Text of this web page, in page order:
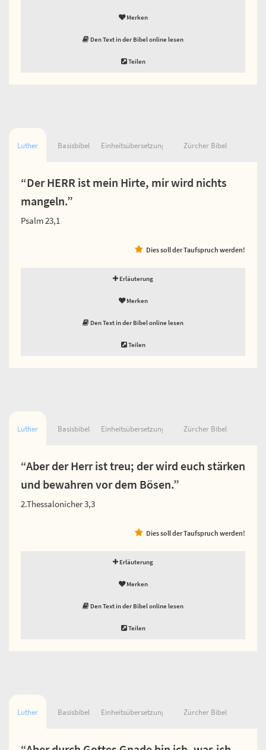
Merken
Den Text in der Bibel online lesen
Teilen
Luther Basisbibel Einheitsübersetzung Zürcher Bibel
“Der HERR ist mein Hirte, mir wird nichts
mangeln.”
Psalm 23,1
Dies soll der Taufspruch werden!
Erläuterung
Merken
Den Text in der Bibel online lesen
Teilen
Luther Basisbibel Einheitsübersetzung Zürcher Bibel
“Aber der Herr ist treu; der wird euch stärken
und bewahren vor dem Bösen.”
2.Thessalonicher 3,3
Dies soll der Taufspruch werden!
Erläuterung
Merken
Den Text in der Bibel online lesen
Teilen
Luther Basisbibel Einheitsübersetzung Zürcher Bibel